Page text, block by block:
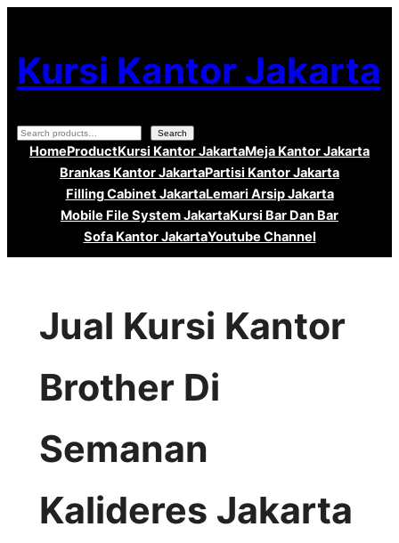
ke
konten
Kursi Kantor Jakarta
Search Search
HomeProductKursi Kantor JakartaMeja Kantor Jakarta
Brankas Kantor JakartaPartisi Kantor Jakarta
Filling Cabinet JakartaLemari Arsip Jakarta
Mobile File System JakartaKursi Bar Dan Bar
Sofa Kantor JakartaYoutube Channel
Jual Kursi Kantor
Brother Di
Semanan
Kalideres Jakarta